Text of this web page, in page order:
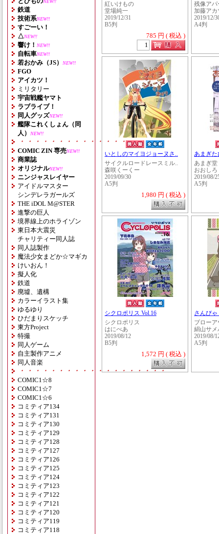
鉄道
技術系NEW!!
すごーい！
△NEW!!
響け！ NEW!!
自転車NEW!!
若おかみ（JS） NEW!!
FGO
アイカツ！
ミリタリー
宇宙戦艦ヤマト
ラブライブ！
同人グッズNEW!!
艦隊これくしょん（同
人）
NEW!!
・・・・・・・・・・・・・・・・・・・
COMIC ZIN 専売NEW!!
商業誌
オリジナルNEW!!
ニンジャスレイヤー
アイドルマスター
シンデレラガールズ
THE iDOL M@STER
進撃の巨人
境界線上のホライゾン
東日本大震災
チャリティー同人誌
同人誌製作
魔法少女まどか☆マギカ
けいおん！
擬人化
鉄道
廃墟、遺構
カラーイラスト集
ゆるゆり
ひだまりスケッチ
東方Project
特撮
同人ゲーム
自主製作アニメ
同人音楽
・・・・・・・・・・・・・・・・・・・
COMIC1☆8
COMIC1☆7
COMIC1☆6
コミティア134
コミティア131
コミティア130
コミティア129
コミティア128
コミティア127
コミティア126
コミティア125
コミティア124
コミティア123
コミティア122
コミティア121
コミティア120
コミティア119
コミティア118
紅いけもの
堂場純一
2019/12/31
B5判
785 円 ( 税込 )
残像アパ
加藤アカ
2019/12/
A4判
いとしのマイヨジョーヌさ..
サイクルロードレースミル..
森咲くーくー
2019/09/30
A5判
1,980 円 ( 税込 )
あまぎ
あまぎ堂
おおしろ
2019/08/
A5判
シクロポリス Vol.16
シクロポリス
はにべあ
2019/08/12
B5判
1,572 円 ( 税込 )
さんび
ブローア
絹山サメ
2019/08/
A5判